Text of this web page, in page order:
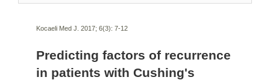
Kocaeli Med J. 2017; 6(3): 7-12
Predicting factors of recurrence
in patients with Cushing's